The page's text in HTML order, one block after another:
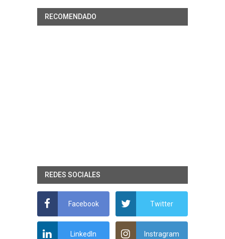
RECOMENDADO
REDES SOCIALES
Facebook Twitter
LinkedIn Instragram